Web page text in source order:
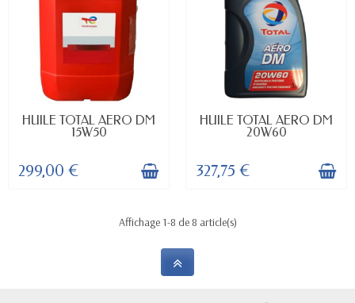
DELAI : UNIQUEMENT SUR
COMMANDE
HUILE TOTAL AERO DM
15W50
299,00 €
DELAI : UNIQUEMENT SUR
COMMANDE
HUILE TOTAL AERO DM
20W60
327,75 €
Affichage 1-8 de 8 article(s)